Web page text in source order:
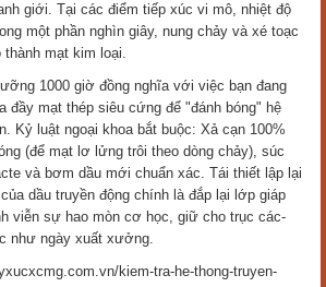
giới. Tại các điểm tiếp xúc vi mô, nhiệt độ
một phần nghìn giây, nung chảy và xé toạc
mạt kim loại.
1000 giờ đồng nghĩa với việc bạn đang
đầy mạt thép siêu cứng để "đánh bóng" hệ
Kỷ luật ngoại khoa bắt buộc: Xả cạn 100%
(để mạt lơ lửng trôi theo dòng chảy), súc
và bơm dầu mới chuẩn xác. Tái thiết lập lại
dầu truyền động chính là đắp lại lớp giáp
viễn sự hao mòn cơ học, giữ cho trục các-
như ngày xuất xưởng.
kiem-tra-he-thong-truyen-